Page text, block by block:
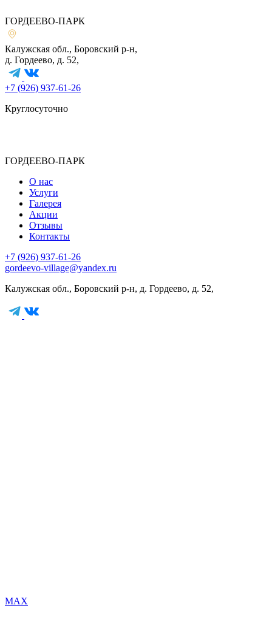
ГОРДЕЕВО-ПАРК
Калужская обл., Боровский р-н,
д. Гордеево, д. 52,
+7 (926) 937-61-26
Круглосуточно
ГОРДЕЕВО-ПАРК
О нас
Услуги
Галерея
Акции
Отзывы
Контакты
+7 (926) 937-61-26
gordeevo-village@yandex.ru
Калужская обл., Боровский р-н, д. Гордеево, д. 52,
MAX